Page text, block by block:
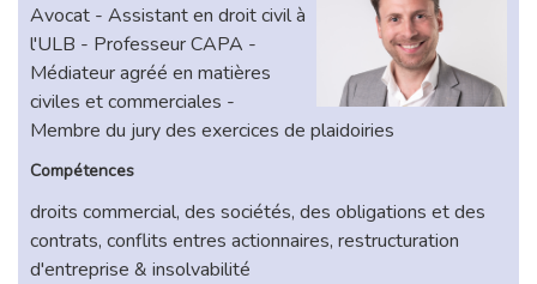
Avocat - Assistant en droit civil à
l'ULB - Professeur CAPA -
Médiateur agréé en matières
civiles et commerciales -
Membre du jury des exercices de plaidoiries
Compétences
droits commercial, des sociétés, des obligations et des
contrats, conflits entres actionnaires, restructuration
d'entreprise & insolvabilité